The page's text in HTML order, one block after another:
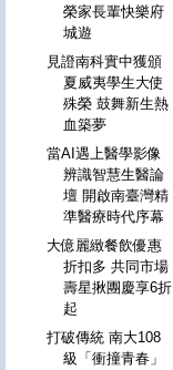
榮家長輩快樂府
城遊
見證南科實中獲頒
夏威夷學生大使
殊榮 鼓舞新生熱
血築夢
當AI遇上醫學影像
辨識智慧生醫論
壇 開啟南臺灣精
準醫療時代序幕
大億麗緻餐飲優惠
折扣多 共同市場
壽星揪團慶享6折
起
打破傳統 南大108
級「衝撞青春」